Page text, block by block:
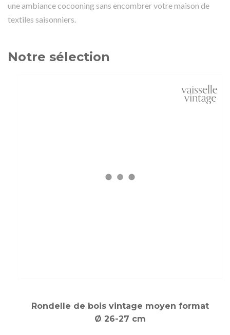
une ambiance cocooning sans encombrer votre maison de
textiles saisonniers.
Notre sélection
Rondelle de bois vintage moyen format
Ø 26-27 cm